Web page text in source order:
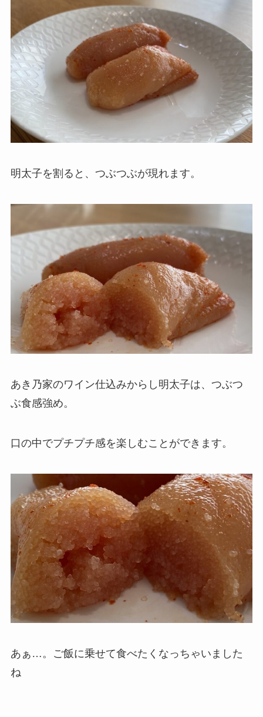
明太子を割ると、つぶつぶが現れます。
あき乃家のワイン仕込みからし明太子は、つぶつ
ぶ食感強め。
口の中でプチプチ感を楽しむことができます。
あぁ…。ご飯に乗せて食べたくなっちゃいました
ね